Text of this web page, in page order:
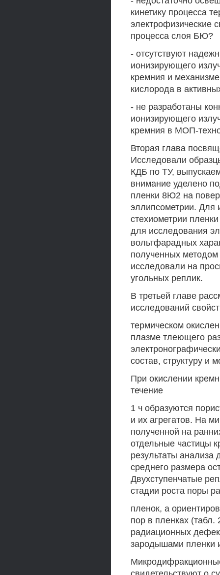
кинетику процесса
электрофизические
процесса слоя БЮ?
- отсутствуют
ионизирующего
кремния и
кислорода в
- не разработаны
ионизирующего
кремния в МОП-
Вторая глава
Исследовали
КДБ по ТУ,
внимание уделено
пленки 8Ю2 на
эллипсометрии. Для
стехиометрии
для исследования
вольтфарадных
полученных методом
исследовали на
угольных реплик.
В третьей главе
исследований
термическом
плазме тлеющего
состав, структуру и
При окислении
течение
1 ч образуются
и их агрегатов. На
полученной на
отдельные частицы
результаты
среднего размера
Двухступенчатые
стадии роста поры
пленок, а
пор в пленках (табл.
радиационных
зародышами пленки